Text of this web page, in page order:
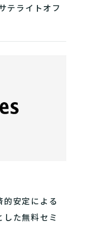
テライトオフ
的安定による
た無料セミ